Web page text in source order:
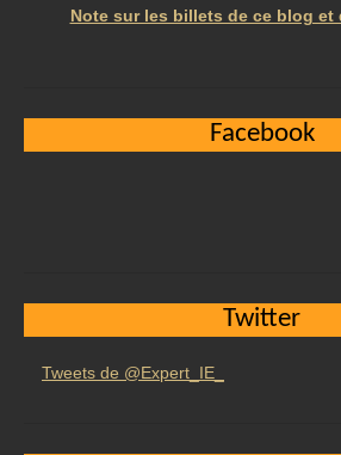
Note sur les billets de ce blog et
Facebook
Twitter
Tweets de @Expert_IE_